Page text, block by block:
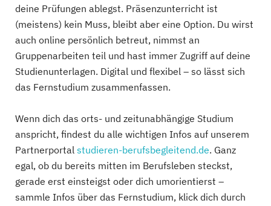
deine Prüfungen ablegst. Präsenzunterricht ist
(meistens) kein Muss, bleibt aber eine Option. Du wirst
auch online persönlich betreut, nimmst an
Gruppenarbeiten teil und hast immer Zugriff auf deine
Studienunterlagen. Digital und flexibel – so lässt sich
das Fernstudium zusammenfassen.
Wenn dich das orts- und zeitunabhängige Studium
anspricht, findest du alle wichtigen Infos auf unserem
Partnerportal studieren-berufsbegleitend.de. Ganz
egal, ob du bereits mitten im Berufsleben steckst,
gerade erst einsteigst oder dich umorientierst –
sammle Infos über das Fernstudium, klick dich durch